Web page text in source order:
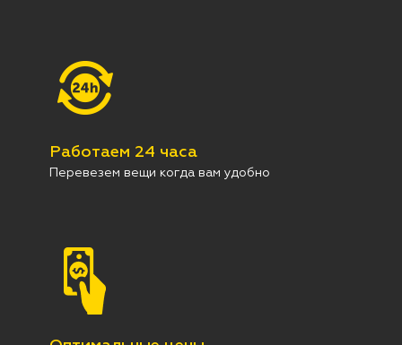
Работаем 24 часа
Перевезем вещи когда вам удобно